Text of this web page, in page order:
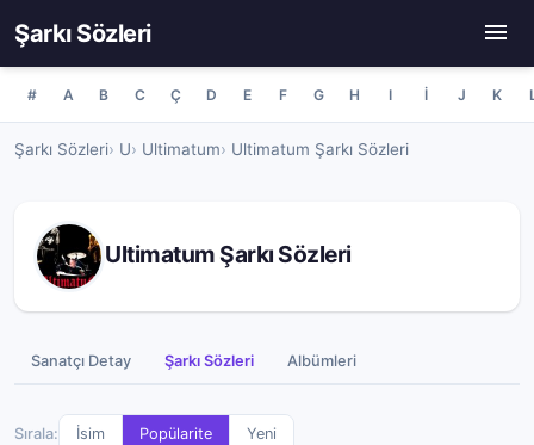
Şarkı Sözleri
# A B C Ç D E F G H I İ J K
Şarkı Sözleri U Ultimatum Ultimatum Şarkı Sözleri
Ultimatum Şarkı Sözleri
Sanatçı Detay Şarkı Sözleri Albümleri
Sırala: İsim Popülarite Yeni